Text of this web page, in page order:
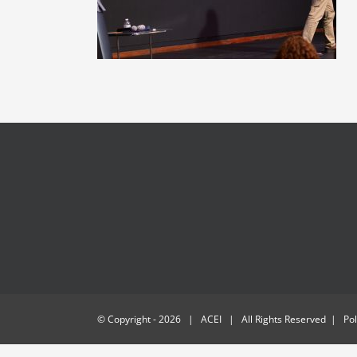
© Copyright -2026 | ACEI | All Rights Reserved |